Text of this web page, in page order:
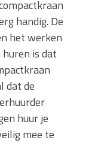
handig. De
het werken
is dat
dat de
huur je
mee te